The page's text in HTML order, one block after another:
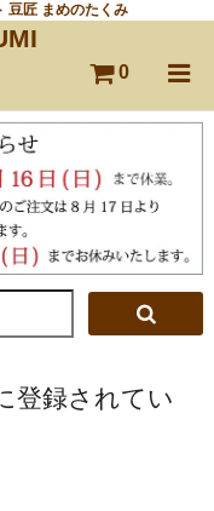
豆匠 まめのたくみ
0
登録されてい